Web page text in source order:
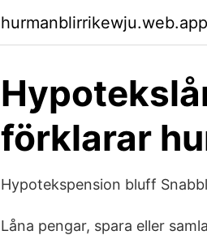
hurmanblirrikewju.web.app
förklarar
Hypotekspension bluff
Låna pengar, spara eller